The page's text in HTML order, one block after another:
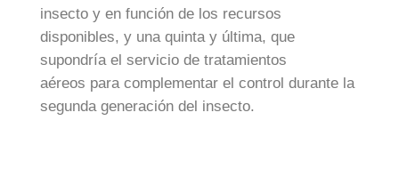
insecto y en función de los recursos
disponibles, y una quinta y última, que
supondría el servicio de tratamientos
aéreos para complementar el control durante la
segunda generación del insecto.